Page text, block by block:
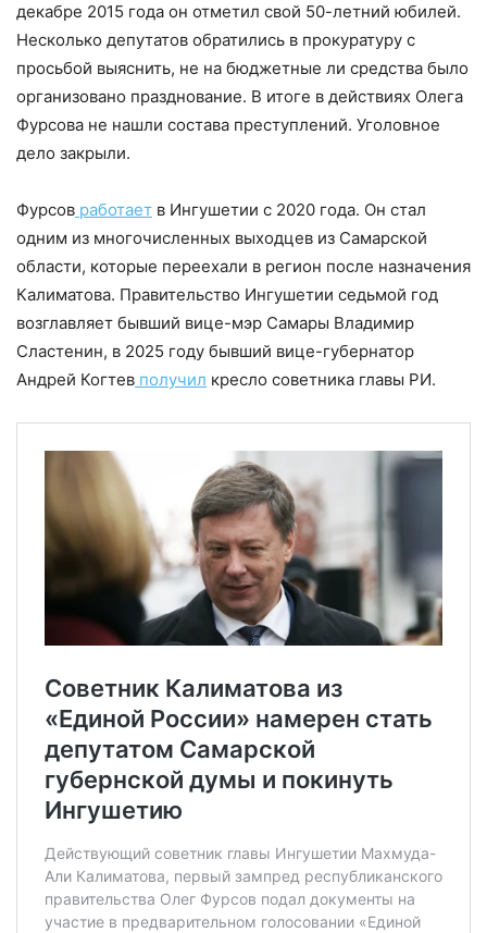
декабре 2015 года он отметил свой 50-летний юбилей.
Несколько депутатов обратились в прокуратуру с
просьбой выяснить, не на бюджетные ли средства было
организовано празднование. В итоге в действиях Олега
Фурсова не нашли состава преступлений. Уголовное
дело закрыли.
Фурсов работает в Ингушетии с 2020 года. Он стал
одним из многочисленных выходцев из Самарской
области, которые переехали в регион после назначения
Калиматова. Правительство Ингушетии седьмой год
возглавляет бывший вице-мэр Самары Владимир
Сластенин, в 2025 году бывший вице-губернатор
Андрей Когтев получил кресло советника главы РИ.